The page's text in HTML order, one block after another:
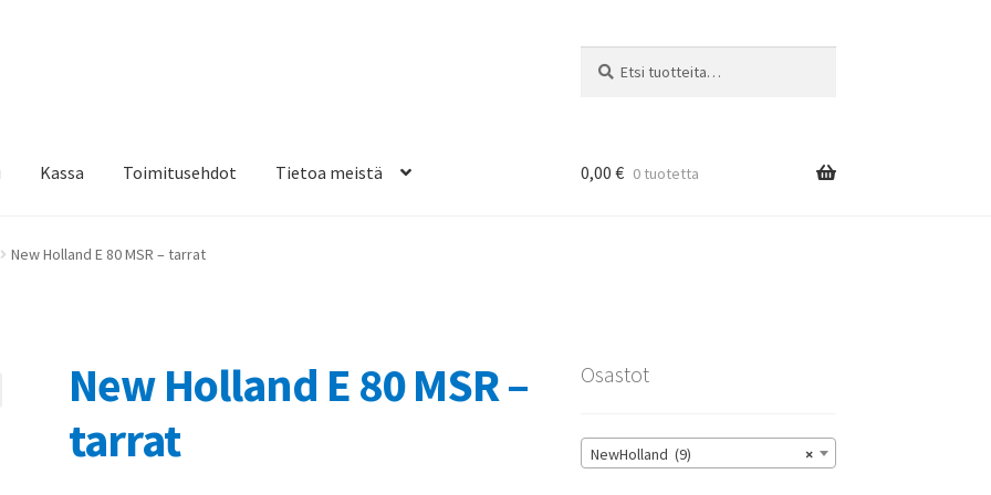
Kassa Toimitusehdot Tietoa meistä
& teippausten poisto
0,00 € 0 tuotetta
New Holland E 80 MSR – tarrat
New Holland E 80 MSR –
tarrat
Osastot
×
NewHolland (9)